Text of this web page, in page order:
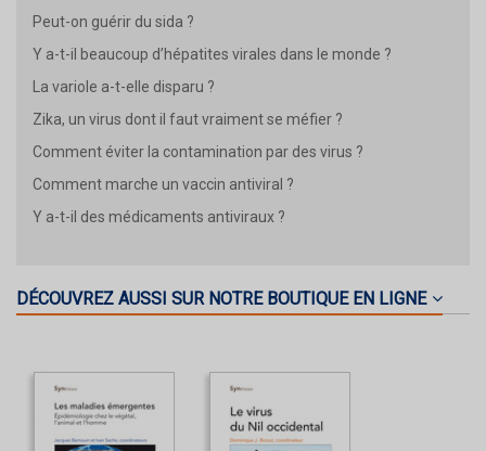
Peut-on guérir du sida ?
Y a-t-il beaucoup d’hépatites virales dans le monde ?
La variole a-t-elle disparu ?
Zika, un virus dont il faut vraiment se méfier ?
Comment éviter la contamination par des virus ?
Comment marche un vaccin antiviral ?
Y a-t-il des médicaments antiviraux ?
DÉCOUVREZ AUSSI SUR NOTRE BOUTIQUE EN LIGNE